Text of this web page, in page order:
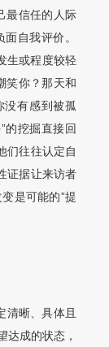
最信任的人际
自我评价。
生或程度较轻
笑你？那天和
没有感到被孤
的挖掘直接回
们往往认定自
证据让来访者
是可能的”提
清晰、具体且
达成的状态，